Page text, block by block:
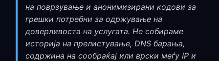
на поврзување и анонимизирани кодови за
грешки потребни за одржување на
доверливоста на услугата. Не собираме
историја на прелистување, DNS барања,
содржина на сообраќај или врски меѓу IP и